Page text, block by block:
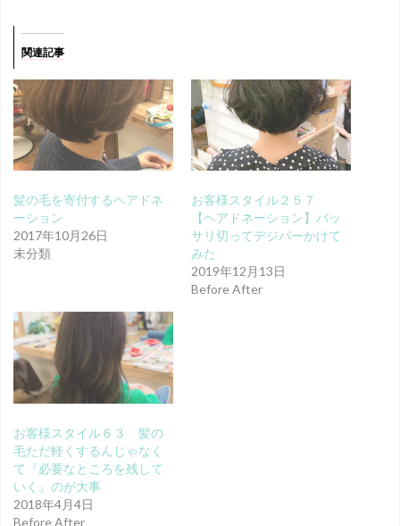
関連記事
髪の毛を寄付するヘアドネ
ーション
2017年10月26日
未分類
お客様スタイル２５７
【ヘアドネーション】バッ
サリ切ってデジパーかけて
みた
2019年12月13日
Before After
お客様スタイル６３ 髪の
毛ただ軽くするんじゃなく
て『必要なところを残して
いく』のが大事
2018年4月4日
Before After